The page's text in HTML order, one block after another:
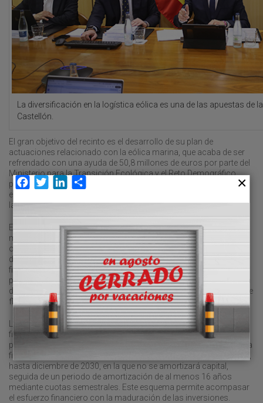
La diversificación en la logística eólica es una de las apuestas de
Castellón.
El gran objetivo del recinto es el desarrollo de su plan de
actuaciones relacionado con la eólica marina, que acaba de ser
refrendado con una ayuda de 50,8 millones de euros por parte del
Ministerio para la Transición Ecológica y el Reto Demográfico
para la ampliación del muelle de Costa en la dársena sur, espacio
en el que está destinado la instalación de empresas vinculadas a
la fabricación y montaje de aerogeneradores marítimos.
En cuanto a la financiación externa, el puerto la ha fijado en un
máximo de 60 millones de euros, si bien cada entidad deberá
ofertar al menos 20 millones. El diseño contempla la posibilidad
de distribuir el importe entre un máximo de tres entidades
financieras, en función de las condiciones económicas
propuestas. La Autoridad Portuaria se reserva, además, la opción
de no disponer de la totalidad del crédito ofrecido, lo que introduce
flexibilidad en la ejecución del programa.
Las condiciones financieras reflejan una estructura clásica de
financiación a largo plazo en el ámbito público portuario. El
periodo total de los préstamos se extenderá, como mínimo, hasta
finales de 2046, con una primera fase de carencia de cuatro años,
hasta diciembre de 2030, en la que no se amortizará capital,
seguida de un periodo de amortización de al menos 16 años
mediante cuotas semestrales. Este esquema permite acompasar
el esfuerzo financiero con la maduración de las inversiones.
Facebook
TwitterLinkedIn